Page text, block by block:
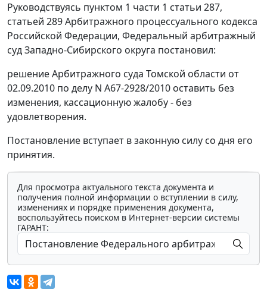
Руководствуясь пунктом 1 части 1 статьи 287,
статьей 289Арбитражного процессуального кодекса
Российской Федерации, Федеральный арбитражный
суд Западно-Сибирского округа постановил:
решение Арбитражного суда Томской области от
02.09.2010 по делу N А67-2928/2010 оставить без
изменения, кассационную жалобу - без
удовлетворения.
Постановление вступает в законную силу со дня его
принятия.
Для просмотра актуального текста документа и
получения полной информации о вступлении в силу,
изменениях и порядке применения документа,
воспользуйтесь поиском в Интернет-версии системы
ГАРАНТ: